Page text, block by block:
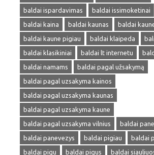
baldai ispardavimas
baldai issimoketinai
baldai kaina
baldai kaunas
baldai
baldai kaune pigiau
baldai klaipeda
baldai klasikiniai
baldai lt internetu
baldai namams
baldai pagal užsakymą
baldai pagal uzsakyma kainos
baldai pagal uzsakyma kaunas
baldai pagal uzsakyma kaune
baldai pagal uzsakyma vilnius
baldai
baldai panevezys
baldai pigiau
baldai
baldai pigu
baldai pigus baldai